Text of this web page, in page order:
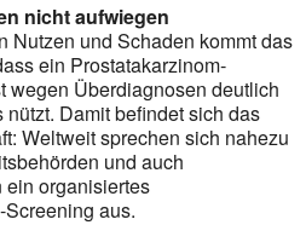
nicht aufwiegen
Nutzen und Schaden kommt das
ein Prostata­karzi­nom­­
wegen Überdiagnosen deutlich
Damit befin­det sich das
Weltweit sprechen sich nahezu
und auch
ein organisiertes
aus.